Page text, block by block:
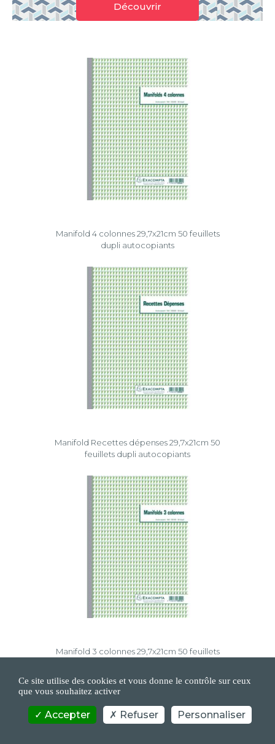
Découvrir
Manifold 4 colonnes 29,7x21cm 50 feuillets
dupli autocopiants
Manifold Recettes dépenses 29,7x21cm 50
feuillets dupli autocopiants
Manifold 3 colonnes 29,7x21cm 50 feuillets
Ce site utilise des cookies et vous donne le contrôle sur ceux
que vous souhaitez activer
Accepter Refuser Personnaliser